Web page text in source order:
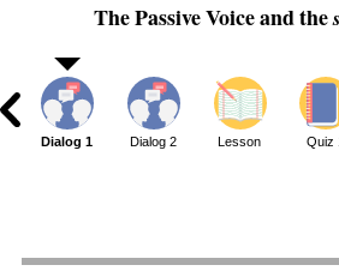
The Passive Voice and the
Dialog 1 Dialog 2 Lesson Quiz